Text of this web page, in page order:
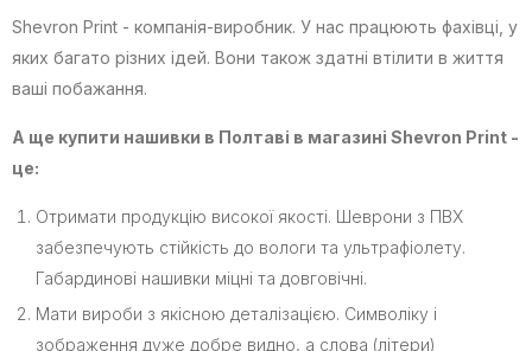
Shevron Print - компанія-виробник. У нас працюють фахівці, у
яких багато різних ідей. Вони також здатні втілити в життя
ваші побажання.
А ще купити нашивки в Полтаві в магазині Shevron Print -
це:
Отримати продукцію високої якості. Шеврони з ПВХ
забезпечують стійкість до вологи та ультрафіолету.
Габардинові нашивки міцні та довговічні.
Мати вироби з якісною деталізацією. Символіку і
зображення дуже добре видно, а слова (літери)